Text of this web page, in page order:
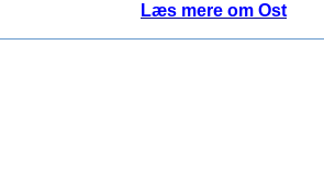
Læs mere om Ost